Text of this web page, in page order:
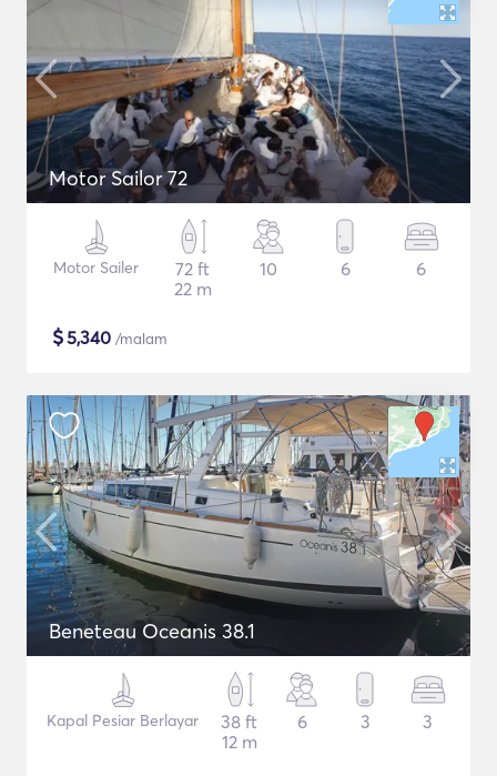
Motor Sailor 72
Motor Sailer
72 ft
22 m
10 6 6
$5,340 /malam
Beneteau Oceanis 38.1
Kapal Pesiar Berlayar
38 ft
12 m
6 3 3